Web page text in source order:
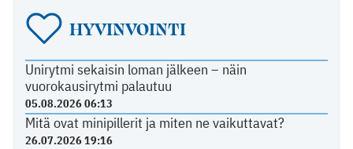
HYVINVOINTI
Unirytmi sekaisin loman jälkeen – näin
vuorokausirytmi palautuu
05.08.2026 06:13
Mitä ovat minipillerit ja miten ne vaikuttavat?
26.07.2026 19:16